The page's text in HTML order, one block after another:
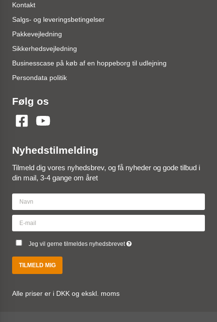
Kontakt
Salgs- og leveringsbetingelser
Pakkevejledning
Sikkerhedsvejledning
Businesscase på køb af en hoppeborg til udlejning
Persondata politik
Følg os
Nyhedstilmelding
Tilmeld dig vores nyhedsbrev, og få nyheder og gode tilbud i
din mail, 3-4 gange om året
Jeg vil gerne tilmeldes nyhedsbrevet
TILMELD MIG
Alle priser er i DKK og ekskl. moms